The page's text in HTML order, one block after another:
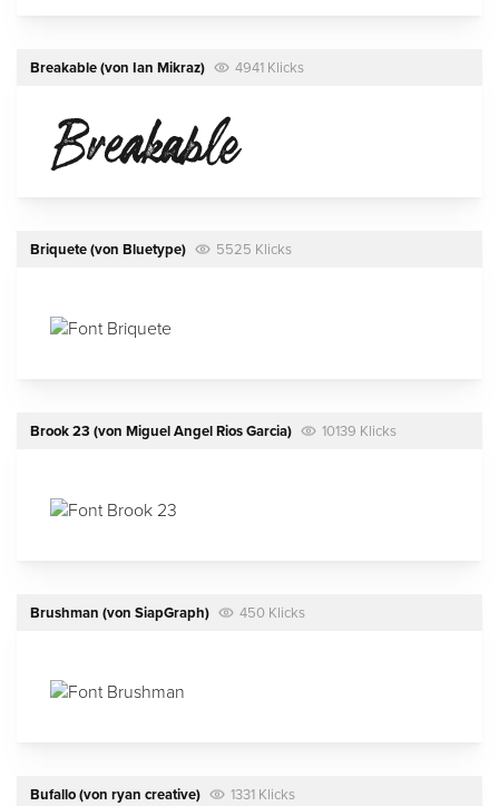
Breakable(von Ian Mikraz) 4941 Klicks
Briquete(von Bluetype) 5525 Klicks
Brook 23 (von Miguel Angel Rios Garcia) 10139 Klicks
Brushman (von SiapGraph) 450 Klicks
Bufallo(von ryan creative) 1331 Klicks